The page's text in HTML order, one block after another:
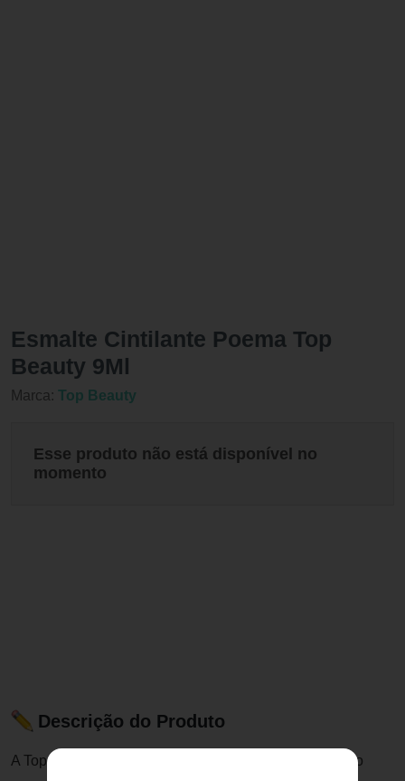
Esmalte Cintilante Poema Top
Beauty 9Ml
Marca: Top Beauty
Esse produto não está disponível no
momento
Descrição do Produto
A Top Beauty é uma marca nacional que vem inovando